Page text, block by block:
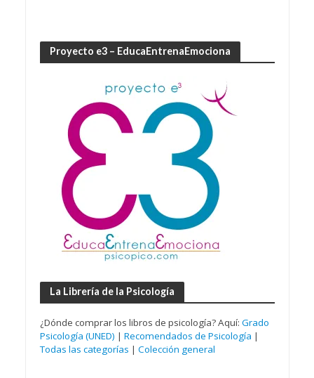
Proyecto e3 – EducaEntrenaEmociona
La Librería de la Psicología
¿Dónde comprar los libros de psicología? Aquí: Grado
Psicología (UNED) | Recomendados de Psicología |
Todas las categorías | Colección general